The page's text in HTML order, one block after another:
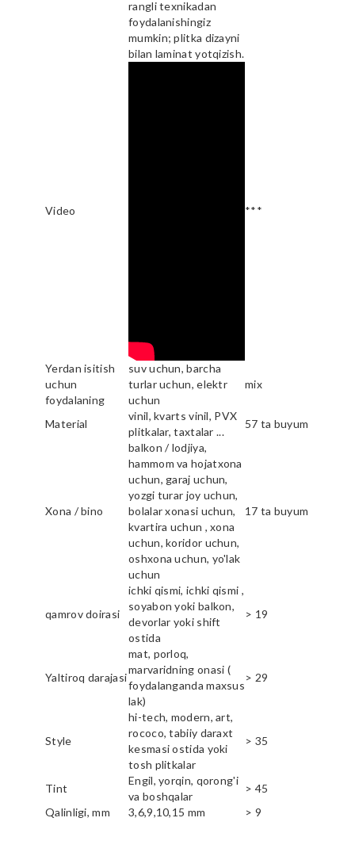
rangli texnikadan
foydalanishingiz
mumkin; plitka dizayni
bilan laminat yotqizish.
Video ***
Yerdan isitish
uchun
foydalaning
suv uchun, barcha
turlar uchun, elektr
uchun
mix
Material
vinil, kvarts vinil, PVX
plitkalar, taxtalar ...
57 ta buyum
Xona / bino
balkon / lodjiya,
hammom va hojatxona
uchun, garaj uchun,
yozgi turar joy uchun,
bolalar xonasi uchun,
kvartira uchun , xona
uchun, koridor uchun,
oshxona uchun, yo'lak
uchun
17 ta buyum
qamrov doirasi
ichki qismi, ichki qismi ,
soyabon yoki balkon,
devorlar yoki shift
ostida
> 19
Yaltiroq darajasi
mat, porloq,
marvaridning onasi (
foydalanganda maxsus
lak)
> 29
Style
hi-tech, modern, art,
rococo, tabiiy daraxt
kesmasi ostida yoki
tosh plitkalar
> 35
Tint
Engil, yorqin, qorong'i
va boshqalar
> 45
Qalinligi, mm
3,6,9,10,15 mm > 9